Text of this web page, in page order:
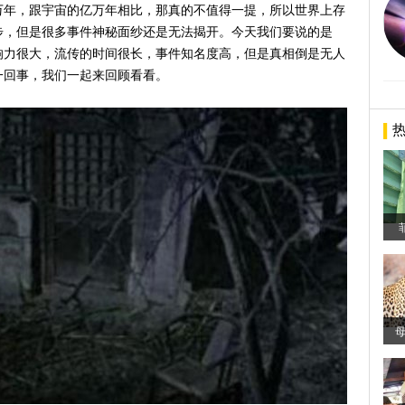
，跟宇宙的亿万年相比，那真的不值得一提，所以世界上存
但是很多事件神秘面纱还是无法揭开。今天我们要说的是
很大，流传的时间很长，事件知名度高，但是真相倒是无人
事，我们一起来回顾看看。